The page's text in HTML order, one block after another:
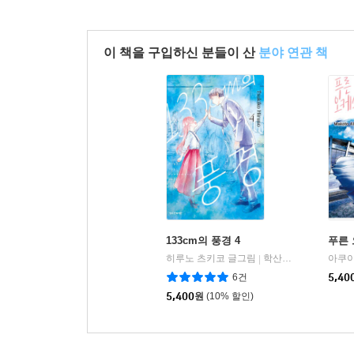
이 책을 구입하신 분들이 산 분야 연관 책
133cm의 풍경 4
히루노 츠키코 글그림
학산문화사
6건
5,400원 (10% 할인)
푸른